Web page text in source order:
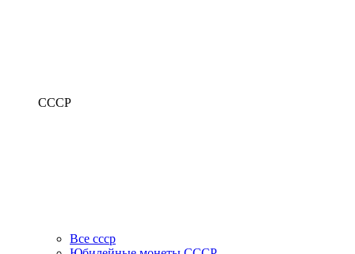
СССР
Все ссср